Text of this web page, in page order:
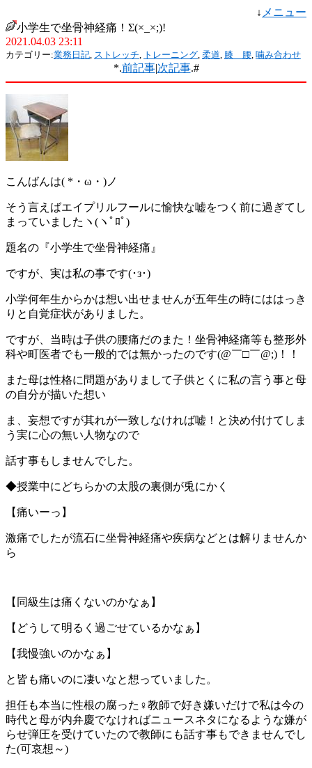
↓ メニュー
小学生で坐骨神経痛！Σ(×_×;)!
2021.04.03 23:11
カテゴリー:業務日記, ストレッチ, トレーニング, 柔道, 膝 腰, 噛み合わせ
*.前記事|次記事.#
こんばんは( *・ω・)ノ
そう言えばエイプリルフールに愉快な嘘をつく前に過ぎてし
まっていましたヽ(ヽﾟﾛﾟ)
題名の『小学生で坐骨神経痛』
ですが、実は私の事です(･з･)
小学何年生からかは想い出せませんが五年生の時にははっき
りと自覚症状がありました。
ですが、当時は子供の腰痛だのまた！坐骨神経痛等も整形外
科や町医者でも一般的では無かったのです(@￣□￣@;)！！
また母は性格に問題がありまして子供とくに私の言う事と母
の自分が描いた想い
ま、妄想ですが其れが一致しなければ嘘！と決め付けてしま
う実に心の無い人物なので
話す事もしませんでした。
◆授業中にどちらかの太股の裏側が兎にかく
【痛いーっ】
激痛でしたが流石に坐骨神経痛や疾病などとは解りませんか
ら
【同級生は痛くないのかなぁ】
【どうして明るく過ごせているかなぁ】
【我慢強いのかなぁ】
と皆も痛いのに凄いなと想っていました。
担任も本当に性根の腐った♀教師で好き嫌いだけで私は今の
時代と母が内弁慶でなければニュースネタになるような嫌が
らせ弾圧を受けていたので教師にも話す事もできませんでし
た(可哀想～)